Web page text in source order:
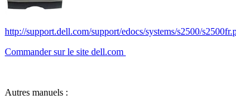
http://support.dell.com/support/edocs/systems/s2500/
Commander sur le site dell.com
Autres manuels :